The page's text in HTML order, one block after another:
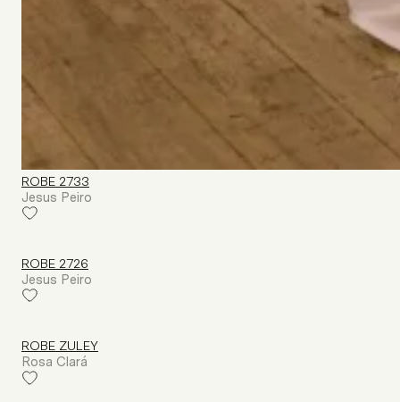
ROBE 2733
Jesus Peiro
ROBE 2726
Jesus Peiro
ROBE ZULEY
Rosa Clará